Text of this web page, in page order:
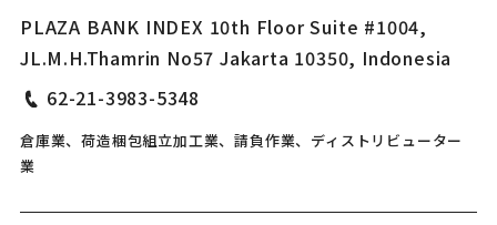
PLAZA BANK INDEX 10th Floor Suite #1004,
JL.M.H.Thamrin No57 Jakarta 10350, Indonesia
62-21-3983-5348
倉庫業、荷造梱包組立加工業、請負作業、ディストリビューター
業